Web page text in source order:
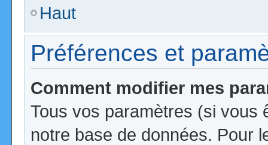
Haut
Préférences et
Comment modifier mes
Tous vos paramètres (si vous
notre base de données. Pour